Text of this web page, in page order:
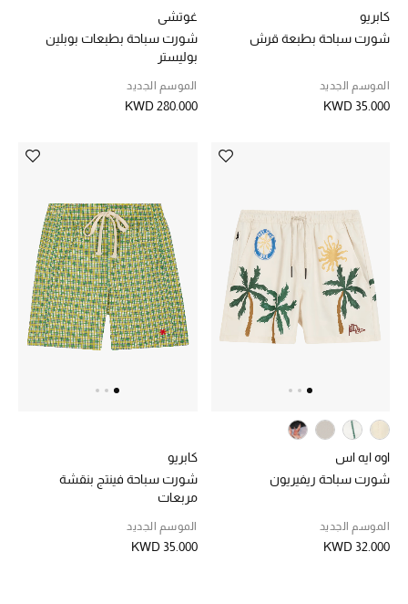
الموسم الجديد
ركن أناقة المنتجعات
مستلزمات الأطفال الرضع
مستلزمات البنات (2 - 14 سنة)
مستلزمات الأولاد (2 - 14 سنة)
العودة إلى المدرسة
تسوقوا التشكيلة
كابريو
شورت سباحة بطبعة قرش
الموسم الجديد
KWD 35.000
غوتشي
شورت سباحة بطبعات بوبلين
بوليستر
الموسم الجديد
KWD 280.000
اوه ايه اس
شورت سباحة ريفيريون
الموسم الجديد
KWD 32.000
كابريو
شورت سباحة فينتج بنقشة
مربعات
الموسم الجديد
KWD 35.000